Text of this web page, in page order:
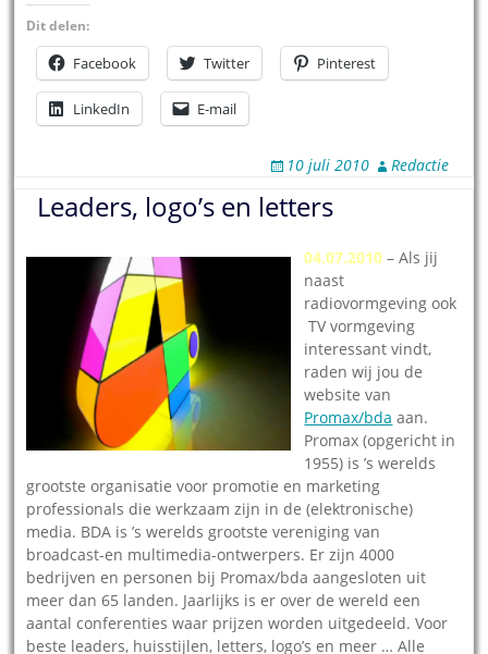
Dit delen:
Facebook Twitter Pinterest
LinkedIn E-mail
10 juli 2010 Redactie
Leaders, logo’s en letters
04.07.2010 – Als jij
naast
radiovormgeving ook
TV vormgeving
interessant vindt,
raden wij jou de
website van
Promax/bda aan.
Promax (opgericht in
1955) is ’s werelds
grootste organisatie voor promotie en marketing
professionals die werkzaam zijn in de (elektronische)
media. BDA is ’s werelds grootste vereniging van
broadcast-en multimedia-ontwerpers. Er zijn 4000
bedrijven en personen bij Promax/bda aangesloten uit
meer dan 65 landen. Jaarlijks is er over de wereld een
aantal conferenties waar prijzen worden uitgedeeld. Voor
beste leaders, huisstijlen, letters, logo’s en meer … Alle